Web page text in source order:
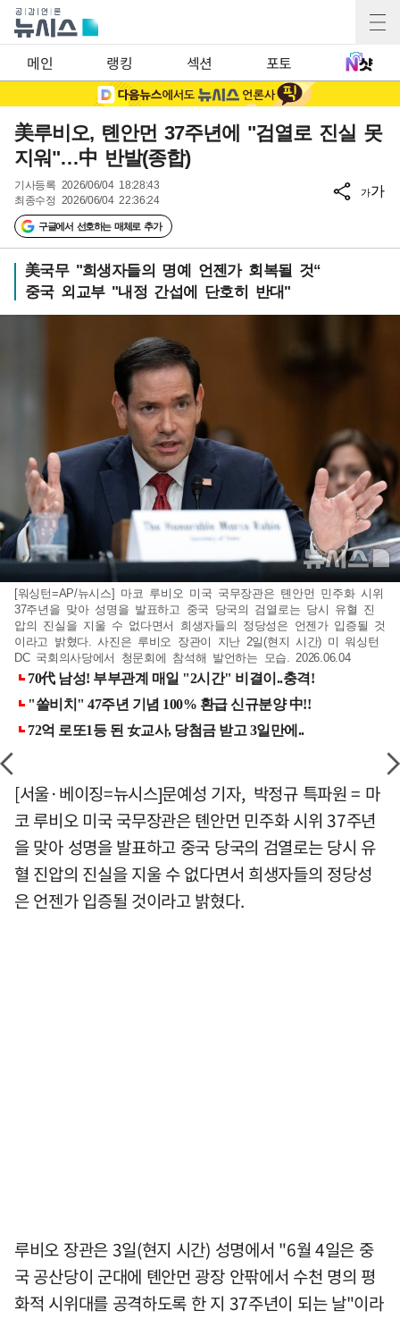
메인 랭킹 섹션 포토
美루비오, 톈안먼 37주년에 "검열로 진실 못
지워"…中 반발(종합)
기사등록 2026/06/04 18:28:43
최종수정 2026/06/04 22:36:24
구글에서 선호하는 매체로 추가
가가
美국무 "희생자들의 명예 언젠가 회복될 것“
중국 외교부 "내정 간섭에 단호히 반대"
[워싱턴=AP/뉴시스] 마코 루비오 미국 국무장관은 톈안먼 민주화 시위
37주년을 맞아 성명을 발표하고 중국 당국의 검열로는 당시 유혈 진
압의 진실을 지울 수 없다면서 희생자들의 정당성은 언젠가 입증될 것
이라고 밝혔다. 사진은 루비오 장관이 지난 2일(현지 시간) 미 워싱턴
DC 국회의사당에서 청문회에 참석해 발언하는 모습. 2026.06.04
[서울·베이징=뉴시스]문예성 기자, 박정규 특파원 = 마
코 루비오 미국 국무장관은 톈안먼 민주화 시위 37주년
을 맞아 성명을 발표하고 중국 당국의 검열로는 당시 유
혈 진압의 진실을 지울 수 없다면서 희생자들의 정당성
은 언젠가 입증될 것이라고 밝혔다.
루비오 장관은 3일(현지 시간) 성명에서 "6월 4일은 중
국 공산당이 군대에 톈안먼 광장 안팎에서 수천 명의 평
화적 시위대를 공격하도록 한 지 37주년이 되는 날"이라